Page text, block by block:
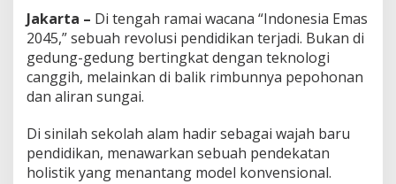
a
k
!
Jakarta – Di tengah ramai wacana “Indonesia Emas
2045,” sebuah revolusi pendidikan terjadi. Bukan di
gedung-gedung bertingkat dengan teknologi
canggih, melainkan di balik rimbunnya pepohonan
dan aliran sungai.
Di sinilah sekolah alam hadir sebagai wajah baru
pendidikan, menawarkan sebuah pendekatan
holistik yang menantang model konvensional.